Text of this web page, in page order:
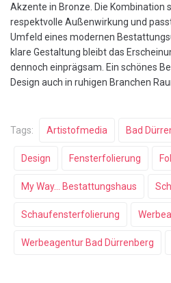
Akzente in Bronze. Die Kombination
respektvolle Außenwirkung und
Umfeld eines modernen
klare Gestaltung bleibt das
dennoch einprägsam. Ein schönes
Design auch in ruhigen Branchen
Tags: Artistofmedia Bad
Design Fensterfolierung
My Way... Bestattungshaus
Schaufensterfolierung
Werbeagentur Bad Dürrenberg